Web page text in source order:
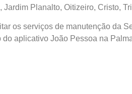
Jardim Planalto, Oitizeiro, Cristo,
os serviços de manutenção da
aplicativo João Pessoa na